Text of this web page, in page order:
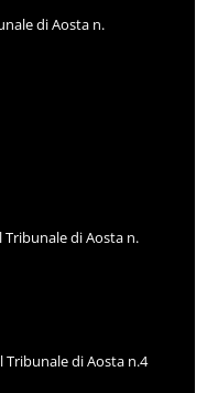
di Aosta n.
di Aosta n.
Tribunale di Aosta n.4